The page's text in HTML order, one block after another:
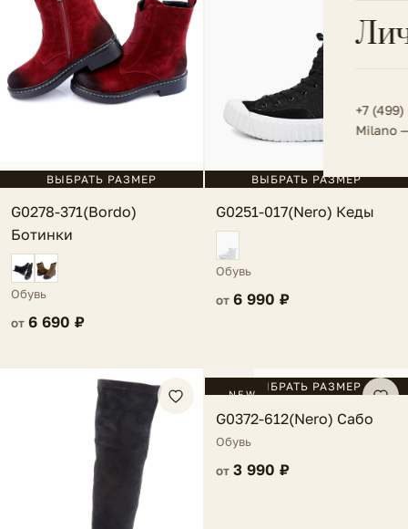
Весь
+7
Milano
ВЫБРАТЬ РАЗМЕР
G0278-371(Bordo)
Ботинки
Обувь
от 6 690 ₽
ВЫБРАТЬ РАЗМЕР
G0251-017(Nero) Кеды
Обувь
от 6 990 ₽
NEW
FV ВЫБРАТЬ РАЗМЕР
G0372-612(Nero) Сабо
Обувь
от 3 990 ₽